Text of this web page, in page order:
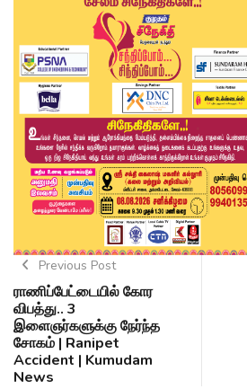
Previous Post
ராணிப்பேட்டையில் கோர
விபத்து.. 3
இளைஞர்களுக்கு நேர்ந்த
சோகம் | Ranipet
Accident | Kumudam
News